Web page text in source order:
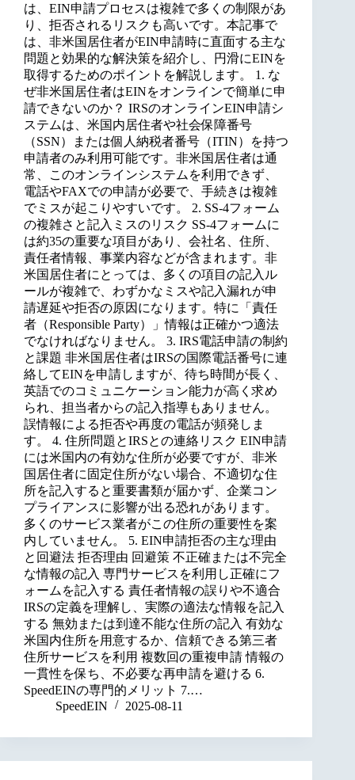
は、EIN申請プロセスは複雑で多くの制限があ
り、拒否されるリスクも高いです。本記事で
は、非米国居住者がEIN申請時に直面する主な
問題と効果的な解決策を紹介し、円滑にEINを
取得するためのポイントを解説します。 1. な
ぜ非米国居住者はEINをオンラインで簡単に申
請できないのか？ IRSのオンラインEIN申請シ
ステムは、米国内居住者や社会保障番号
（SSN）または個人納税者番号（ITIN）を持つ
申請者のみ利用可能です。非米国居住者は通
常、このオンラインシステムを利用できず、
電話やFAXでの申請が必要で、手続きは複雑
でミスが起こりやすいです。 2. SS-4フォーム
の複雑さと記入ミスのリスク SS-4フォームに
は約35の重要な項目があり、会社名、住所、
責任者情報、事業内容などが含まれます。非
米国居住者にとっては、多くの項目の記入ル
ールが複雑で、わずかなミスや記入漏れが申
請遅延や拒否の原因になります。特に「責任
者（Responsible Party）」情報は正確かつ適法
でなければなりません。 3. IRS電話申請の制約
と課題 非米国居住者はIRSの国際電話番号に連
絡してEINを申請しますが、待ち時間が長く、
英語でのコミュニケーション能力が高く求め
られ、担当者からの記入指導もありません。
誤情報による拒否や再度の電話が頻発しま
す。 4. 住所問題とIRSとの連絡リスク EIN申請
には米国内の有効な住所が必要ですが、非米
国居住者に固定住所がない場合、不適切な住
所を記入すると重要書類が届かず、企業コン
プライアンスに影響が出る恐れがあります。
多くのサービス業者がこの住所の重要性を案
内していません。 5. EIN申請拒否の主な理由
と回避法 拒否理由 回避策 不正確または不完全
な情報の記入 専門サービスを利用し正確にフ
ォームを記入する 責任者情報の誤りや不適合
IRSの定義を理解し、実際の適法な情報を記入
する 無効または到達不能な住所の記入 有効な
米国内住所を用意するか、信頼できる第三者
住所サービスを利用 複数回の重複申請 情報の
一貫性を保ち、不必要な再申請を避ける 6.
SpeedEINの専門的メリット 7.…
SpeedEIN
2025-08-11